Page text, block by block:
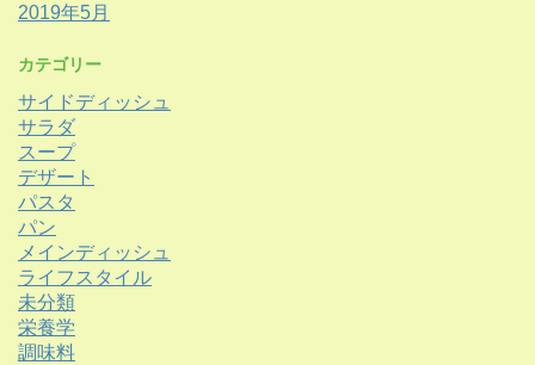
2019年5月
カテゴリー
サイドディッシュ
サラダ
スープ
デザート
パスタ
パン
メインディッシュ
ライフスタイル
未分類
栄養学
調味料